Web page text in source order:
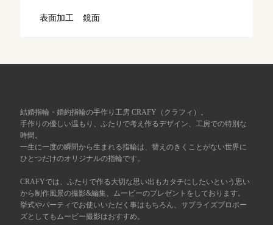
プライバシーポリシー
表面加工 鏡面
結婚指輪・婚約指輪の手作り工房 CRAFY（クラフィ）。
手作りの優しい温もり、ふたりで考え作るデザイン、工房での特別な
時間。
一生に一度の瞬間から生まれる指輪は、替えのきくことがない世界に
ひとつだけのオリジナルの指輪です。
CRAFYでは、ふたりで作る大切な思い出もカタチにしたいという思い
から制作風景の撮影&編集、ムービーのプレゼントをしております。
挙式やパーティでお使いいただく事はもちろん、サプライズプロポー
ズとしてもムービー撮影はおすすめ。
広島店
オーダーメイド ご予約